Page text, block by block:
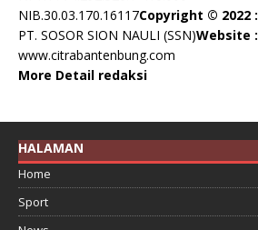
NIB.30.03.170.16117Copyright © 2022 :
PT. SOSOR SION NAULI (SSN)Website :
www.citrabantenbung.com
More Detail redaksi
HALAMAN
Home
Sport